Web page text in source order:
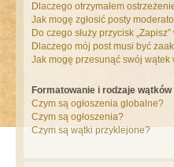
Dlaczego otrzymałem
Jak mogę zgłosić posty
Do czego służy przycisk
Dlaczego mój post musi być
Jak mogę przesunąć swój wątek
Formatowanie i rodzaje wątków
Czym są ogłoszenia globalne?
Czym są ogłoszenia?
Czym są wątki przyklejone?